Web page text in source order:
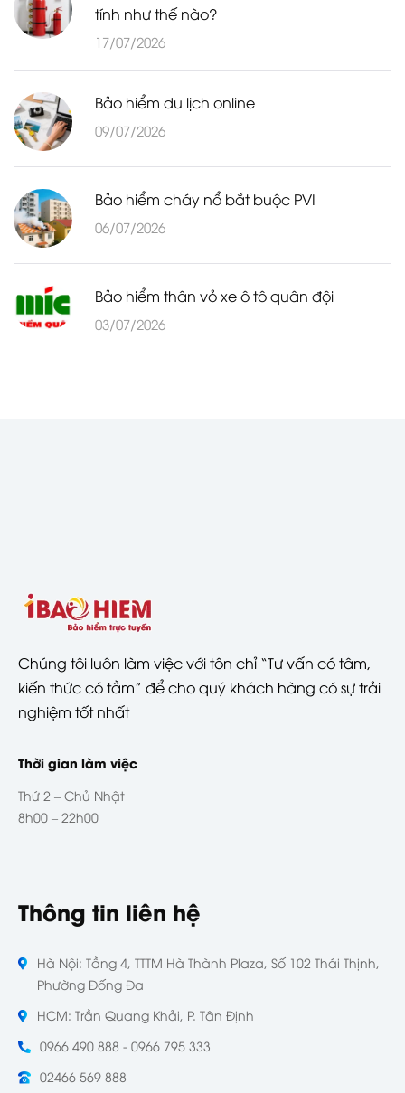
tính như thế nào?
17/07/2026
Bảo hiểm du lịch online
09/07/2026
Bảo hiểm cháy nổ bắt buộc PVI
06/07/2026
Bảo hiểm thân vỏ xe ô tô quân đội
03/07/2026
Chúng tôi luôn làm việc với tôn chỉ “Tư vấn có tâm,
kiến thức có tầm” để cho quý khách hàng có sự trải
nghiệm tốt nhất
Thời gian làm việc
Thứ 2 – Chủ Nhật
8h00 – 22h00
Thông tin liên hệ
Hà Nội: Tầng 4, TTTM Hà Thành Plaza, Số 102 Thái Thịnh,
Phường Đống Đa
HCM: Trần Quang Khải, P. Tân Định
0966 490 888 - 0966 795 333
02466 569 888